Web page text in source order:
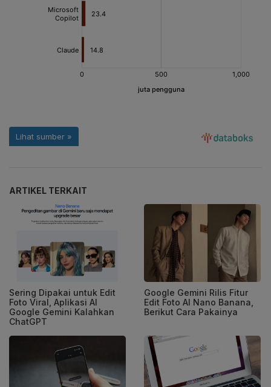
ARTIKEL TERKAIT
Sering Dipakai untuk Edit
Foto Viral, Aplikasi AI
Google Gemini Kalahkan
ChatGPT
Google Gemini Rilis Fitur
Edit Foto AI Nano Banana,
Berikut Cara Pakainya